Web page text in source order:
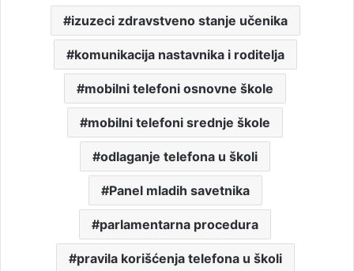
izuzeci zdravstveno stanje učenika
komunikacija nastavnika i roditelja
mobilni telefoni osnovne škole
mobilni telefoni srednje škole
odlaganje telefona u školi
Panel mladih savetnika
parlamentarna procedura
pravila korišćenja telefona u školi